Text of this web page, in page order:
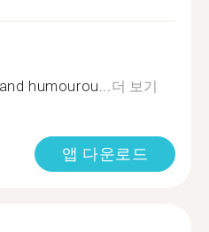
humourou... 더 보기
앱 다운로드